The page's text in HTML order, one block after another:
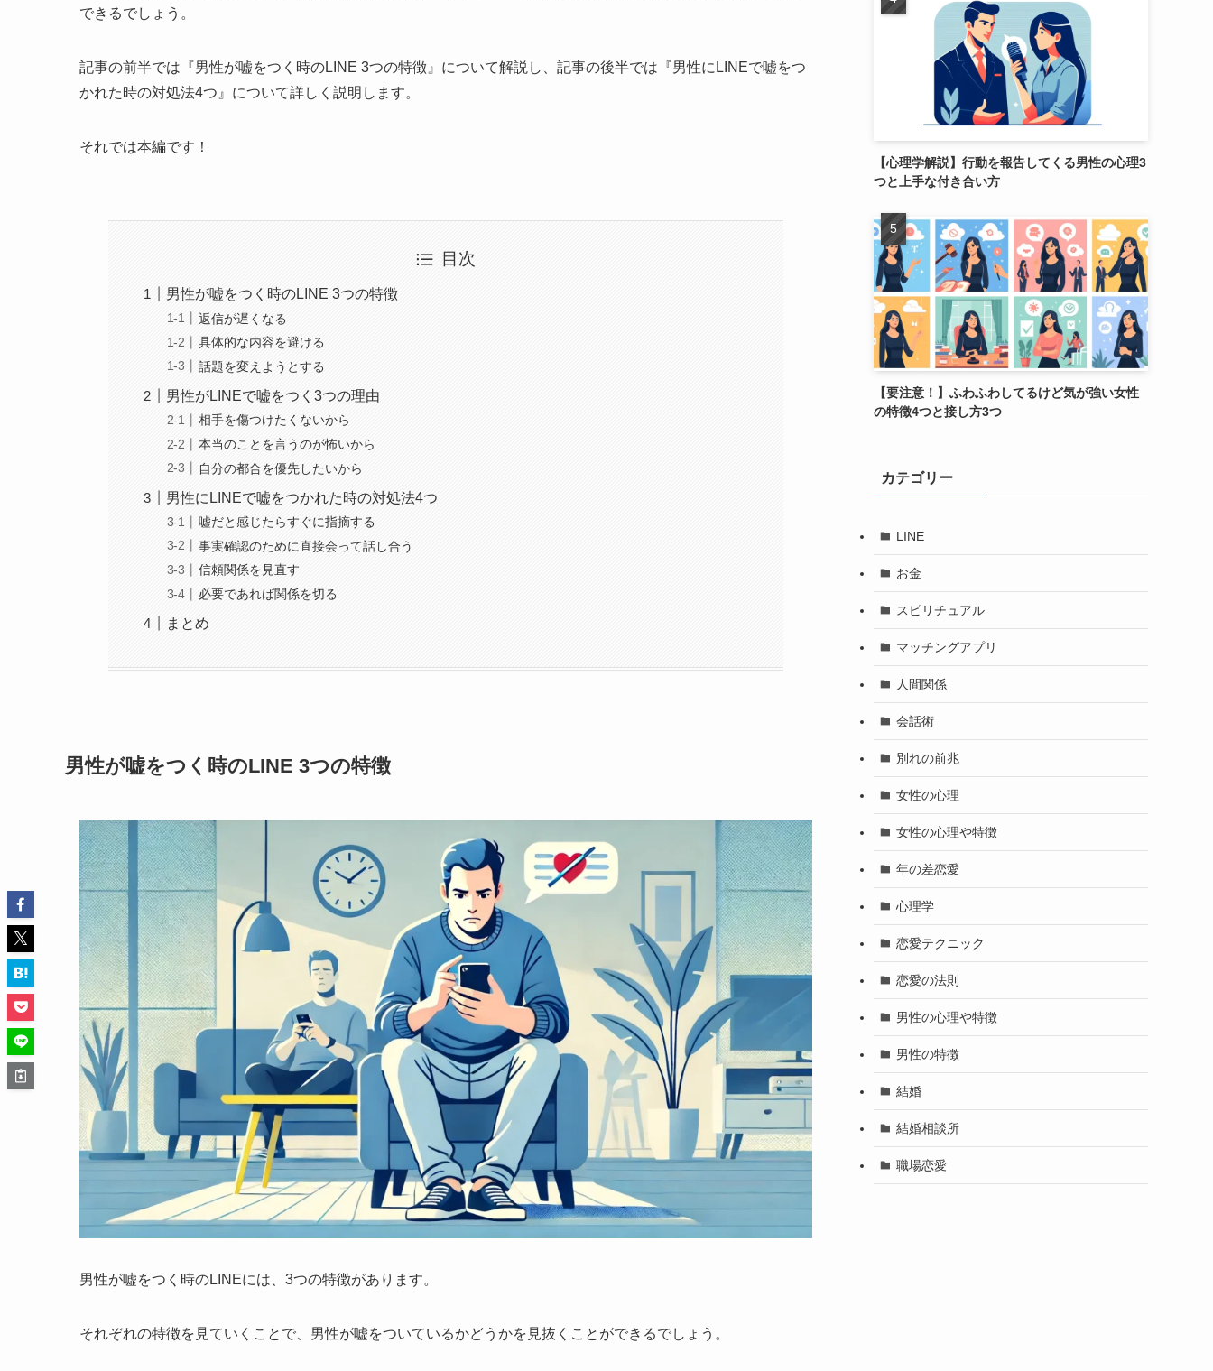
できるでしょう。
記事の前半では『男性が嘘をつく時のLINE 3つの特徴』について解説し、記事の後半では『男性にLINEで嘘をつ
かれた時の対処法4つ』について詳しく説明します。
それでは本編です！
目次
男性が嘘をつく時のLINE 3つの特徴
返信が遅くなる
具体的な内容を避ける
話題を変えようとする
男性がLINEで嘘をつく3つの理由
相手を傷つけたくないから
本当のことを言うのが怖いから
自分の都合を優先したいから
男性にLINEで嘘をつかれた時の対処法4つ
嘘だと感じたらすぐに指摘する
事実確認のために直接会って話し合う
信頼関係を見直す
必要であれば関係を切る
まとめ
男性が嘘をつく時のLINE 3つの特徴
男性が嘘をつく時のLINEには、3つの特徴があります。
それぞれの特徴を見ていくことで、男性が嘘をついているかどうかを見抜くことができるでしょう。
【心理学解説】行動を報告してくる男性の心理3
つと上手な付き合い方
【要注意！】ふわふわしてるけど気が強い女性
の特徴4つと接し方3つ
カテゴリー
LINE
お金
スピリチュアル
マッチングアプリ
人間関係
会話術
別れの前兆
女性の心理
女性の心理や特徴
年の差恋愛
心理学
恋愛テクニック
恋愛の法則
男性の心理や特徴
男性の特徴
結婚
結婚相談所
職場恋愛